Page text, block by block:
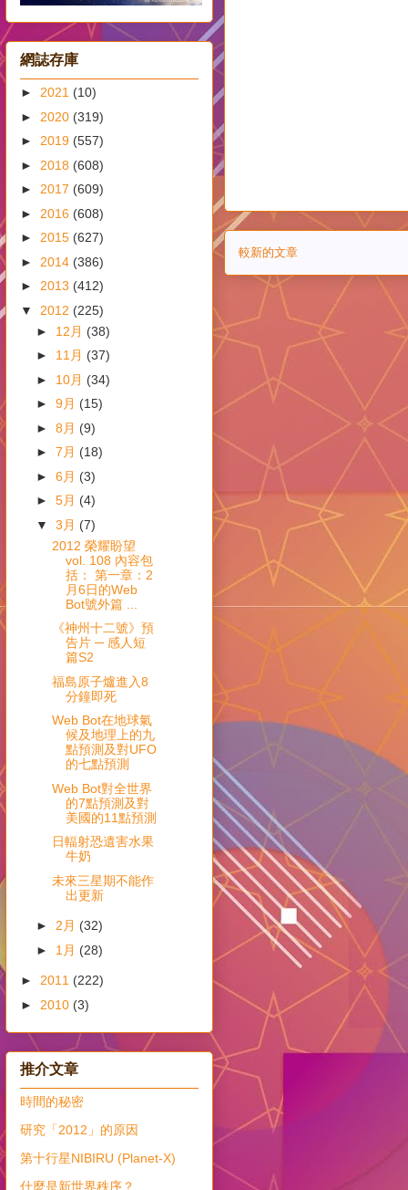
較新的文章
網誌存庫
► 2021 (10)
► 2020 (319)
► 2019 (557)
► 2018 (608)
► 2017 (609)
► 2016 (608)
► 2015 (627)
► 2014 (386)
► 2013 (412)
▼ 2012 (225)
► 12月 (38)
► 11月 (37)
► 10月 (34)
► 9月 (15)
► 8月 (9)
► 7月 (18)
► 6月 (3)
► 5月 (4)
▼ 3月 (7)
2012 榮耀盼望
vol. 108 內容包
括： 第一章：2
月6日的Web
Bot號外篇 ...
《神州十二號》預
告片 ─ 感人短
篇S2
福島原子爐進入8
分鐘即死
Web Bot在地球氣
候及地理上的九
點預測及對UFO
的七點預測
Web Bot對全世界
的7點預測及對
美國的11點預測
日輻射恐遺害水果
牛奶
未來三星期不能作
出更新
► 2月 (32)
► 1月 (28)
► 2011 (222)
► 2010 (3)
推介文章
時間的秘密
研究「2012」的原因
第十行星NIBIRU (Planet-X)
什麼是新世界秩序？